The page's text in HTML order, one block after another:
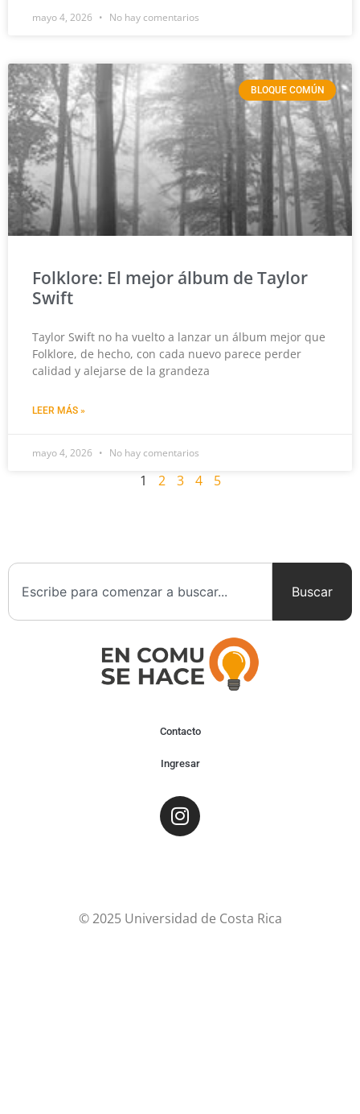
mayo 4, 2026 No hay comentarios
BLOQUE COMÚN
Folklore: El mejor álbum de Taylor
Swift
Taylor Swift no ha vuelto a lanzar un álbum mejor que
Folklore, de hecho, con cada nuevo parece perder
calidad y alejarse de la grandeza
LEER MÁS »
mayo 4, 2026 No hay comentarios
1 2 3 4 5
Buscar
Contacto
Ingresar
© 2025 Universidad de Costa Rica